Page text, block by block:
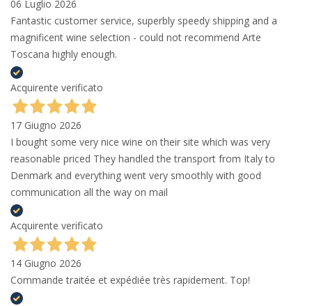
06 Luglio 2026
Fantastic customer service, superbly speedy shipping and a
magnificent wine selection - could not recommend Arte
Toscana highly enough.
Acquirente verificato
17 Giugno 2026
I bought some very nice wine on their site which was very
reasonable priced They handled the transport from Italy to
Denmark and everything went very smoothly with good
communication all the way on mail
Acquirente verificato
14 Giugno 2026
Commande traitée et expédiée très rapidement. Top!